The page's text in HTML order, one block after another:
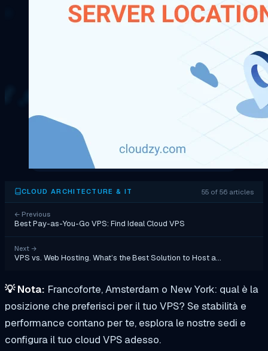
CLOUD ARCHITECTURE & IT 55 of 56 articles
← Previous
Best Pay-as-You-Go VPS: Find Ideal Cloud VPS
Next →
VPS vs. Web Hosting. What’s the Best Solution to Host a…
💡Nota: Francoforte, Amsterdam o New York: qual è la
posizione che preferisci per il tuo VPS? Se stabilità e
performance contano per te, esplora le nostre sedi e
configura il tuo cloud VPS adesso.